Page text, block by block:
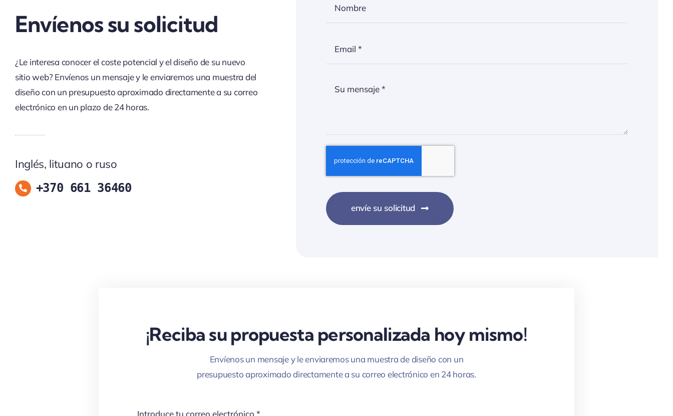
Envíenos su solicitud
¿Le interesa conocer el coste potencial y el diseño de su nuevo
sitio web? Envíenos un mensaje y le enviaremos una muestra del
diseño con un presupuesto aproximado directamente a su correo
electrónico en un plazo de 24 horas.
Inglés, lituano o ruso
+370 661 36460
envíe su solicitud
¡Reciba su propuesta personalizada hoy mismo!
Envíenos un mensaje y le enviaremos una muestra de diseño con un
presupuesto aproximado directamente a su correo electrónico en 24 horas.